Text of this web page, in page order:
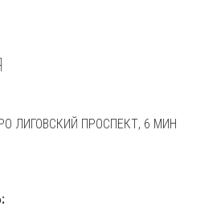
ЛИГОВСКИЙ ПРОСПЕКТ, 6 МИН